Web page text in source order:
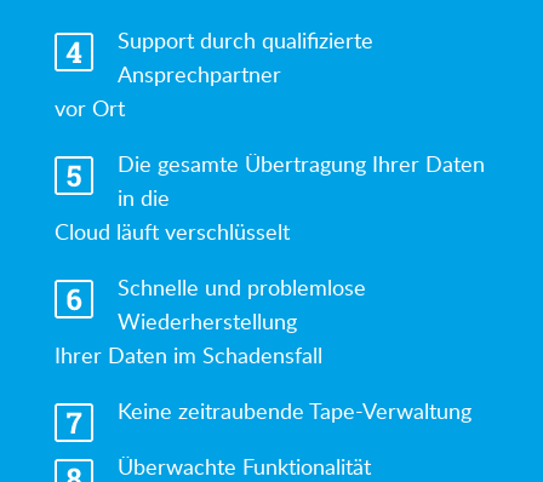
Support durch qualifizierte
Ansprechpartner
vor Ort
Die gesamte Übertragung Ihrer Daten
in die
Cloud läuft verschlüsselt
Schnelle und problemlose
Wiederherstellung
Ihrer Daten im Schadensfall
Keine zeitraubende Tape-Verwaltung
Überwachte Funktionalität